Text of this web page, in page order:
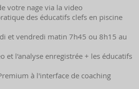
votre nage via la video
des éducatifs clefs en piscine
et vendredi matin 7h45 ou 8h15 au
et l'analyse enregistrée + les éducatifs
à l'interface de coaching